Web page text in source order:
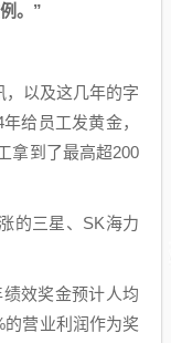
。”
，以及这几年的字
给员工发黄金，
拿到了最高超200
的三星、SK海力
效奖金预计人均
营业利润‌作为奖